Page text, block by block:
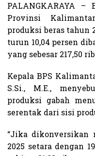
PALANGKARAYA –
Provinsi
produksi beras tahun
turun 10,04 persen
yang sebesar 217,50
Kepala BPS
S.Si., M.E.,
produksi gabah
serentak dari sisi
“Jika dikonversikan
2025 setara dengan